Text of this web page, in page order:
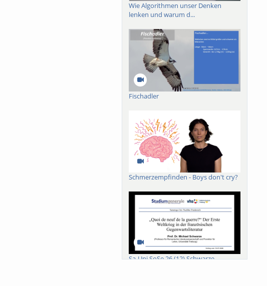
Wie Algorithmen unser Denken
lenken und warum d...
Fischadler
Schmerzempfinden - Boys don't cry?
Sa-Uni SoSe 26 (12) Schwarze